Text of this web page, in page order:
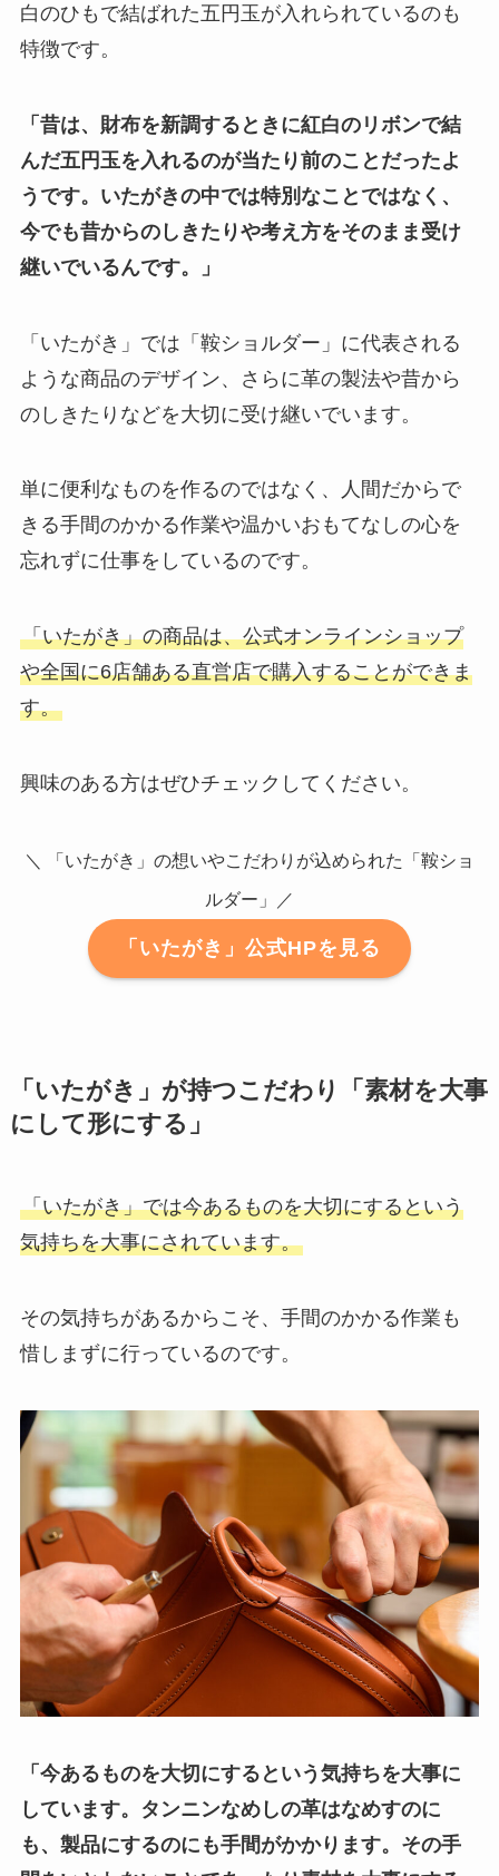
白のひもで結ばれた五円玉が入れられているのも
特徴です。
「昔は、財布を新調するときに紅白のリボンで結
んだ五円玉を入れるのが当たり前のことだったよ
うです。いたがきの中では特別なことではなく、
今でも昔からのしきたりや考え方をそのまま受け
継いでいるんです。」
「いたがき」では「鞍ショルダー」に代表される
ような商品のデザイン、さらに革の製法や昔から
のしきたりなどを大切に受け継いでいます。
単に便利なものを作るのではなく、人間だからで
きる手間のかかる作業や温かいおもてなしの心を
忘れずに仕事をしているのです。
「いたがき」の商品は、公式オンラインショップ
や全国に6店舗ある直営店で購入することができま
す。
興味のある方はぜひチェックしてください。
＼ 「いたがき」の想いやこだわりが込められた「鞍ショ
ルダー」／
「いたがき」公式HPを見る
「いたがき」が持つこだわり「素材を大事
にして形にする」
「いたがき」では今あるものを大切にするという
気持ちを大事にされています。
その気持ちがあるからこそ、手間のかかる作業も
惜しまずに行っているのです。
「今あるものを大切にするという気持ちを大事に
しています。タンニンなめしの革はなめすのに
も、製品にするのにも手間がかかります。その手